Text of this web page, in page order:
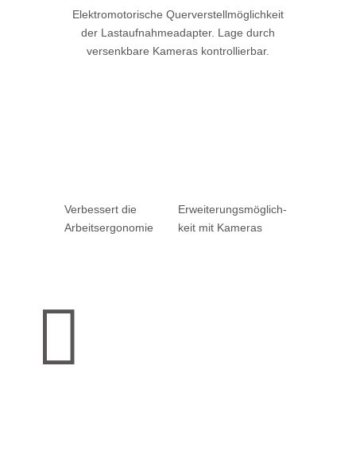
Elektromotorische Querverstellmöglichkeit
der Lastaufnahmeadapter. Lage durch
versenkbare Kameras kontrollierbar.
Verbessert die
Arbeitsergonomie
Er­weiterungs­möglich­
keit mit Kameras
